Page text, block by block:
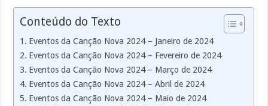
Conteúdo do Texto
Eventos da Canção Nova 2024 – Janeiro de 2024
Eventos da Canção Nova 2024 – Fevereiro de 2024
Eventos da Canção Nova 2024 – Março de 2024
Eventos da Canção Nova 2024 – Abril de 2024
Eventos da Canção Nova 2024 – Maio de 2024